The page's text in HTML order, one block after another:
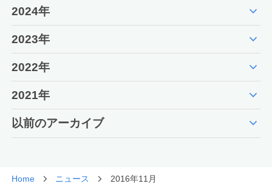
2024年 expand_more
2023年 expand_more
2022年 expand_more
2021年 expand_more
以前のアーカイブ expand_more
Home ニュース 2016年11月